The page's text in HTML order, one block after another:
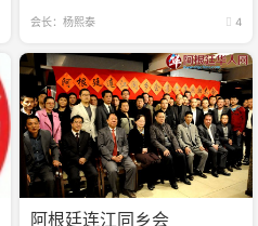
会长：杨熙泰 4
阿根廷连江同乡会